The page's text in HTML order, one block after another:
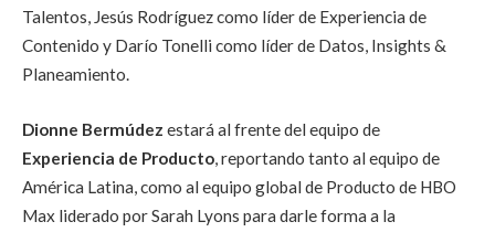
Talentos, Jesús Rodríguez como líder de Experiencia de
Contenido y Darío Tonelli como líder de Datos, Insights &
Planeamiento.
Dionne Bermúdez estará al frente del equipo de
Experiencia de Producto, reportando tanto al equipo de
América Latina, como al equipo global de Producto de HBO
Max liderado por Sarah Lyons para darle forma a la